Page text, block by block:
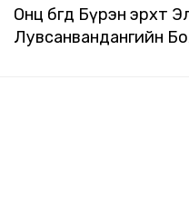
Онц бөгөөд Бүрэн эрхт
Лувсанвандангийн